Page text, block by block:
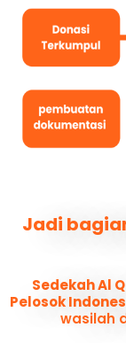
Jadi
Sedekah Al
Pelosok
wasilah